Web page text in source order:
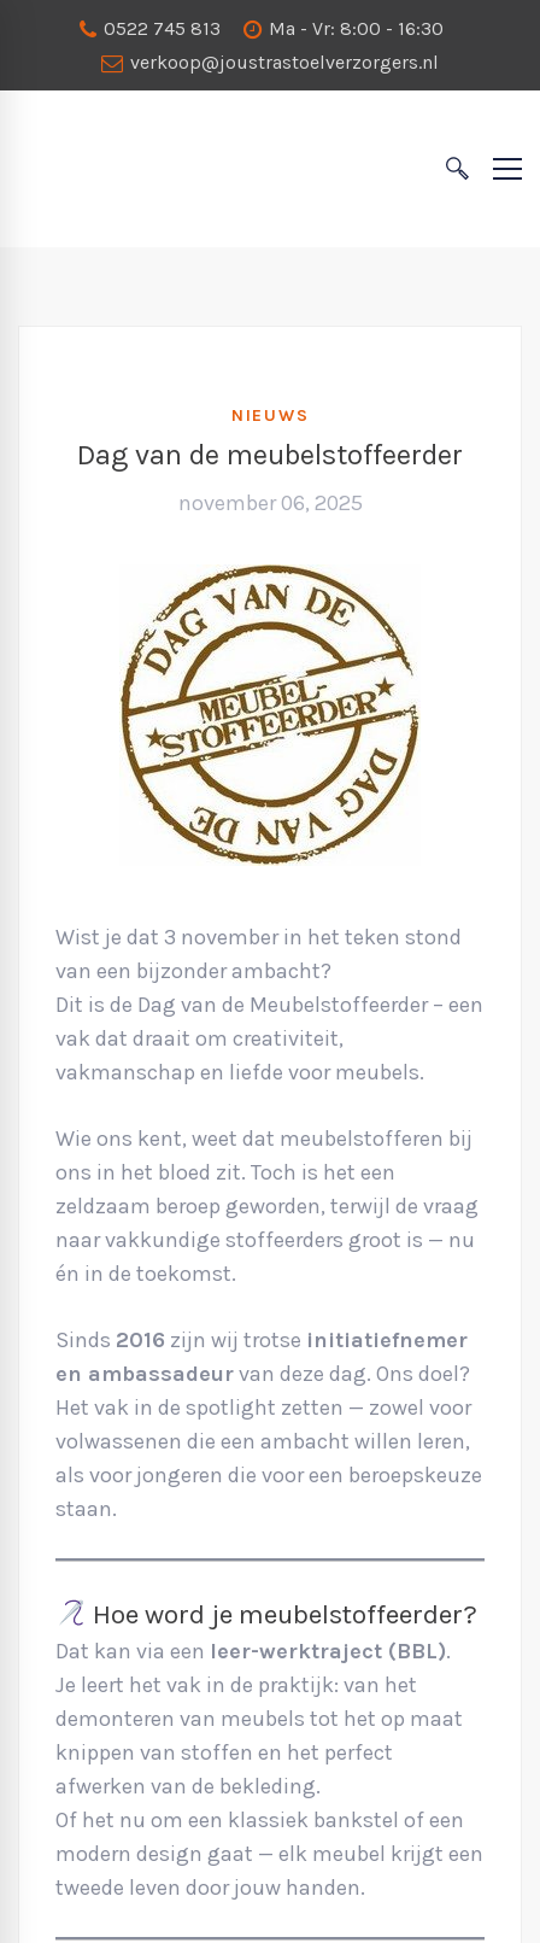
0522 745 813
Ma - Vr: 8:00 - 16:30
verkoop@joustrastoelverzorgers.nl
NIEUWS
Dag van de meubelstoffeerder
november 06, 2025
Wist je dat 3 november in het teken stond
van een bijzonder ambacht?
Dit is de Dag van de Meubelstoffeerder – een
vak dat draait om creativiteit,
vakmanschap en liefde voor meubels.
Wie ons kent, weet dat meubelstofferen bij
ons in het bloed zit. Toch is het een
zeldzaam beroep geworden, terwijl de vraag
naar vakkundige stoffeerders groot is — nu
én in de toekomst.
Sinds 2016 zijn wij trotse initiatiefnemer
en ambassadeurvan deze dag. Ons doel?
Het vak in de spotlight zetten — zowel voor
volwassenen die een ambacht willen leren,
als voor jongeren die voor een beroepskeuze
staan.
Hoe word je meubelstoffeerder?
Dat kan via een leer-werktraject (BBL).
Je leert het vak in de praktijk: van het
demonteren van meubels tot het op maat
knippen van stoffen en het perfect
afwerken van de bekleding.
Of het nu om een klassiek bankstel of een
modern design gaat — elk meubel krijgt een
tweede leven door jouw handen.